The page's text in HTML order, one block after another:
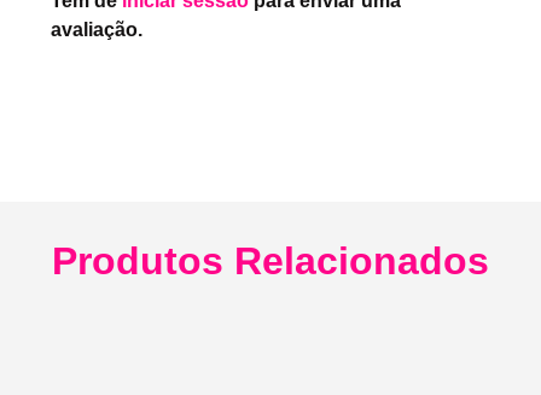
avaliação.
Produtos Relacionados